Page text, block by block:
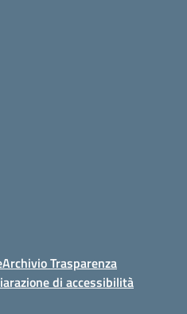
Archivio Trasparenza
di accessibilità